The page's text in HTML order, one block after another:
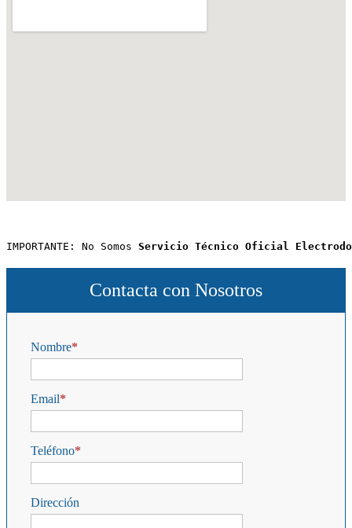
IMPORTANTE: No Somos Servicio Técnico Oficial
Contacta con Nosotros
Nombre
Email
Teléfono
Dirección